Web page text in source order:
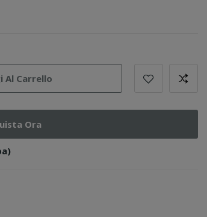
Al Carrello
Ora